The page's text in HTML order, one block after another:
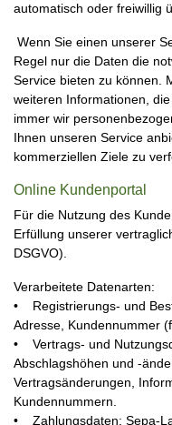
automatisch oder freiwillig
Wenn Sie einen unserer
Regel nur die Daten die
Service bieten zu können.
weiteren Informationen,
immer wir
Ihnen unseren Service
kommerziellen Ziele zu
Online Kundenportal
Für die Nutzung des
Erfüllung unserer
DSGVO).
Verarbeitete Datenarten:
• Registrierungs- und
Adresse, Kundennummer
• Vertrags- und
Abschlagshöhen und -
Vertragsänderungen,
Kundennummern.
• Zahlungsdaten: Sepa-